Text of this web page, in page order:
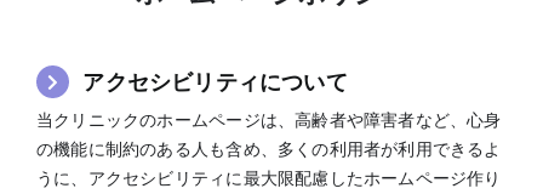
アクセシビリティについて
当クリニックのホームページは、高齢者や障害者など、心身
の機能に制約のある人も含め、多くの利用者が利用できるよ
うに、アクセシビリティに最大限配慮したホームページ作り